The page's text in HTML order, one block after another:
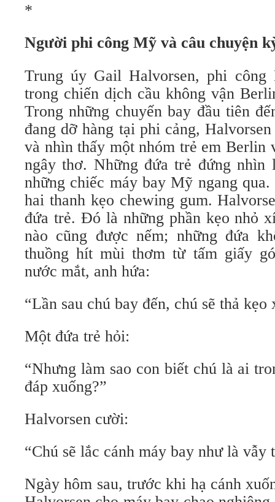
*
Người phi công Mỹ và câu chuyện
Trung úy Gail Halvorsen, phi
trong chiến dịch cầu không vận
Trong những chuyến bay đầu tiên
đang dỡ hàng tại phi cảng,
và nhìn thấy một nhóm trẻ em Berlin
ngây thơ. Những đứa trẻ đứng nhìn
những chiếc máy bay Mỹ ngang
hai thanh kẹo chewing gum.
đứa trẻ. Đó là những phần kẹo nhỏ
nào cũng được nếm; những đứa
thuồng hít mùi thơm từ tấm giấy
nước mắt, anh hứa:
“Lần sau chú bay đến, chú sẽ thả
Một đứa trẻ hỏi:
“Nhưng làm sao con biết chú là ai
đáp xuống?”
Halvorsen cười:
“Chú sẽ lắc cánh máy bay như là vẫy
Ngày hôm sau, trước khi hạ cánh